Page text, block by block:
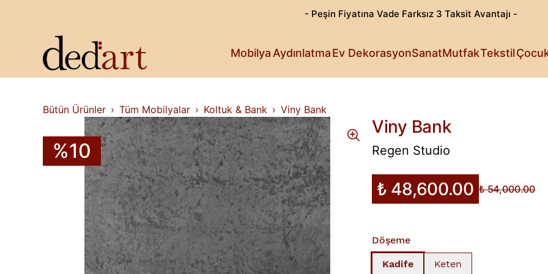
- Peşin Fiyatına Vade Farksız 3 Taksit Avantajı -
Mobilya
Kitaplık & Raf
Televizyon Ünitesi
Aydınlatma Işıldayan
Ev Dekorasyon Detaylı
Sanat Sanattan
Mutfak Estetik
Tekstil
Rahat
Küçüklerin
Patili
Fark
Bütün Ürünler Tüm Mobilyalar Koltuk & Bank Viny Bank
%10
Viny Bank
Regen Studio
₺ 48,600.00 ₺ 54,000.00
Döşeme
Kadife
Keten